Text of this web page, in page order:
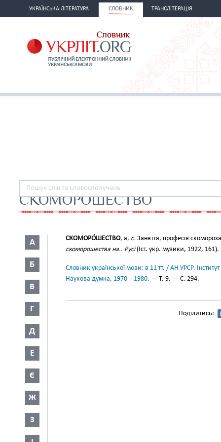
УКРАЇНСЬКА ЛІТЕРАТУРА СЛОВНИК ТРАНСЛІТЕРАЦІЯ
СКОМОРОШЕСТВО
А
Б
В
Г
Д
Е
Є
Ж
З
СКОМОРО́ШЕСТВО, а, с. Заняття, професія
скоморошества на.. Русі(Іст. укр. музики, 1922, 161).
Словник української мови: в 11 тт. / АН УРСР.
Наукова думка, 1970—1980. — Т. 9. — С. 294.
Поділитись: